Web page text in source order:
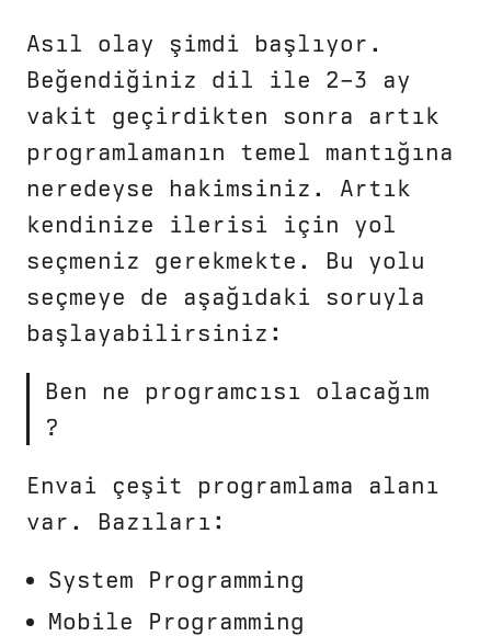
Asıl olay şimdi başlıyor.
Beğendiğiniz dil ile 2–3 ay
vakit geçirdikten sonra artık
programlamanın temel mantığına
neredeyse hakimsiniz. Artık
kendinize ilerisi için yol
seçmeniz gerekmekte. Bu yolu
seçmeye de aşağıdaki soruyla
başlayabilirsiniz:
Ben ne programcısı olacağım
?
Envai çeşit programlama alanı
var. Bazıları:
System Programming
Mobile Programming